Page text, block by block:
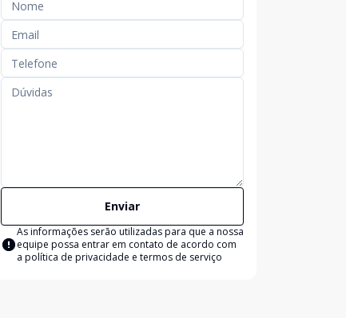
Enviar
As informações serão utilizadas para que a nossa
equipe possa entrar em contato de acordo com
a política de privacidade e termos de serviço